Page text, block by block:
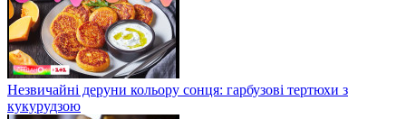
Незвичайні деруни кольору сонця: гарбузові тертюхи з
кукурудзою